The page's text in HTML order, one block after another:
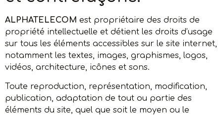
ALPHATELECOM est propriétaire des droits de
propriété intellectuelle et détient les droits d’usage
sur tous les éléments accessibles sur le site internet,
notamment les textes, images, graphismes, logos,
vidéos, architecture, icônes et sons.
Toute reproduction, représentation, modification,
publication, adaptation de tout ou partie des
éléments du site, quel que soit le moyen ou le